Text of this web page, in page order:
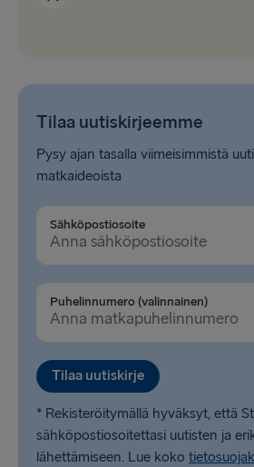
Tilaa uutiskirjeemme
Pysy ajan tasalla viimeisimmistä
matkaideoista
Sähköpostiosoite
Puhelinnumero (valinnainen)
Tilaa uutiskirje
* Rekisteröitymällä hyväksyt, että
sähköpostiosoitettasi uutisten ja
lähettämiseen. Lue koko